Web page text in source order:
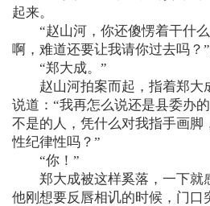
起来。
“赵山河，你还傻愣着干什么
啊，难道还要让我请你过去吗？”
“郑大成。”
赵山河拍案而起，指着郑大
说道：“我再怎么说还是县委办
不是的人，凭什么对我指手画脚
性纪律性吗？”
“你！”
郑大成被这样奚落，一下就
他刚想要反唇相讥的时候，门口